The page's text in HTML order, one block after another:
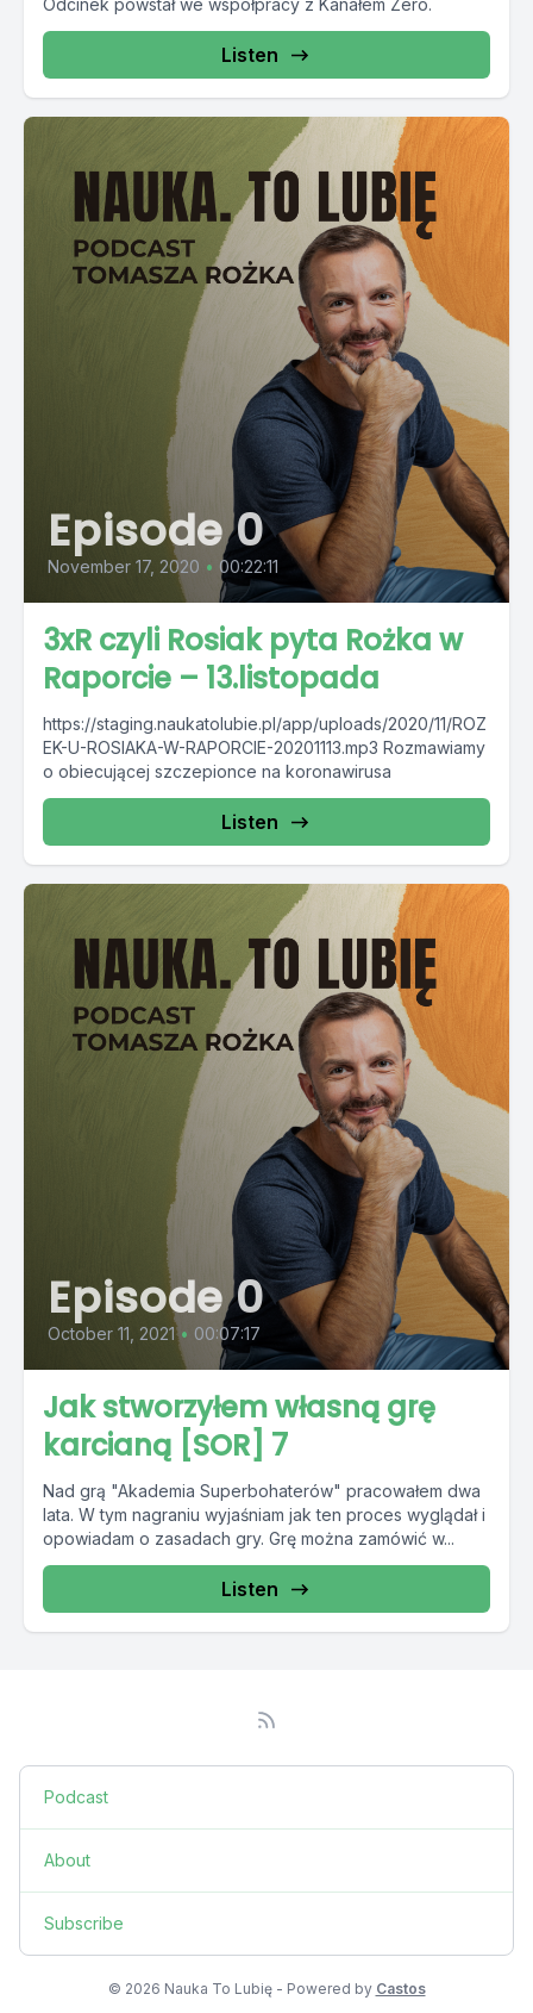
Odcinek powstał we współpracy z Kanałem Zero.
Listen
Episode 0
November 17, 2020 • 00:22:11
3xR czyli Rosiak pyta Rożka w
Raporcie – 13.listopada
https://staging.naukatolubie.pl/app/uploads/2020/11/ROZ
EK-U-ROSIAKA-W-RAPORCIE-20201113.mp3 Rozmawiamy
o obiecującej szczepionce na koronawirusa
Listen
Episode 0
October 11, 2021 • 00:07:17
Jak stworzyłem własną grę
karcianą [SOR] 7
Nad grą "Akademia Superbohaterów" pracowałem dwa
lata. W tym nagraniu wyjaśniam jak ten proces wyglądał i
opowiadam o zasadach gry. Grę można zamówić w...
Listen
Podcast
About
Subscribe
© 2026 Nauka To Lubię - Powered by Castos